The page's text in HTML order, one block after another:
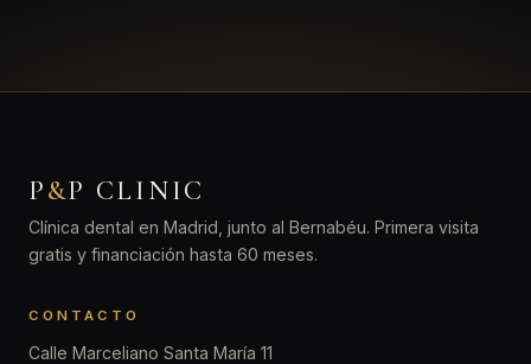
P&P CLINIC
Clínica dental en Madrid, junto al Bernabéu. Primera visita
gratis y financiación hasta 60 meses.
CONTACTO
Calle Marceliano Santa María 11